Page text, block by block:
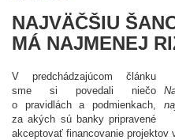
NAJVÄČŠIU
MÁ NAJMENEJ
V predchádzajúcom článku
sme si povedali niečo
o pravidlách a podmienkach,
za akých sú banky pripravené
akceptovať financovanie